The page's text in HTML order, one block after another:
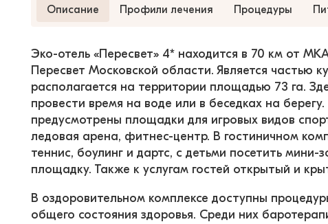
Описание Профили лечения Процедуры
Эко-отель «Пересвет» 4* находится в 70 км от
Пересвет Московской области. Является частью
располагается на территории площадью 73 га.
провести время на воде или в беседках на
предусмотрены площадки для игровых видов
ледовая арена, фитнес-центр. В гостиничном
теннис, боулинг и дартс, с детьми посетить
площадку. Также к услугам гостей открытый и
В оздоровительном комплексе доступны
общего состояния здоровья. Среди них